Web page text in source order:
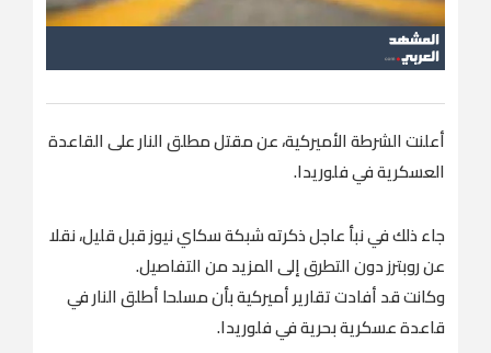
أعلنت الشرطة الأميركية، عن مقتل مطلق النار على القاعدة
العسكرية في فلوريدا.
جاء ذلك في نبأ عاجل ذكرته شبكة سكاي نيوز قبل قليل، نقلا
عن روبترز دون التطرق إلى المزيد من التفاصيل.
وكانت قد أفادت تقارير أميركية بأن مسلحا أطلق النار في
قاعدة عسكرية بحرية في فلوريدا.